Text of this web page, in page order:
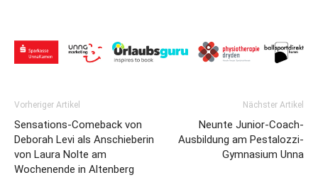
Vorheriger Artikel
Sensations-Comeback von
Deborah Levi als Anschieberin
von Laura Nolte am
Wochenende in Altenberg
Nächster Artikel
Neunte Junior-Coach-
Ausbildung am Pestalozzi-
Gymnasium Unna